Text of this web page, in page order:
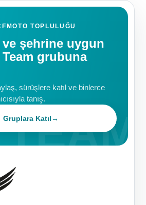
TOPLULUĞU
şehrine uygun
Team grubuna
sürüşlere katıl ve binlerce
tanış.
Gruplara Katıl→